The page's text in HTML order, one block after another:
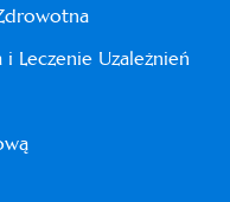
Leczenie Uzależnień